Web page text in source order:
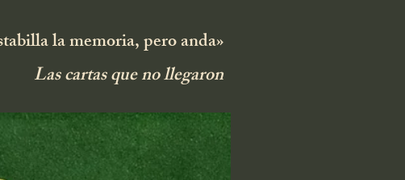
la memoria, pero anda»
Las cartas que no llegaron